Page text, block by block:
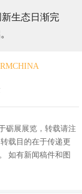
生态日渐完
砺展展览，转载请注
载目的在于传递更
如有新闻稿件和图